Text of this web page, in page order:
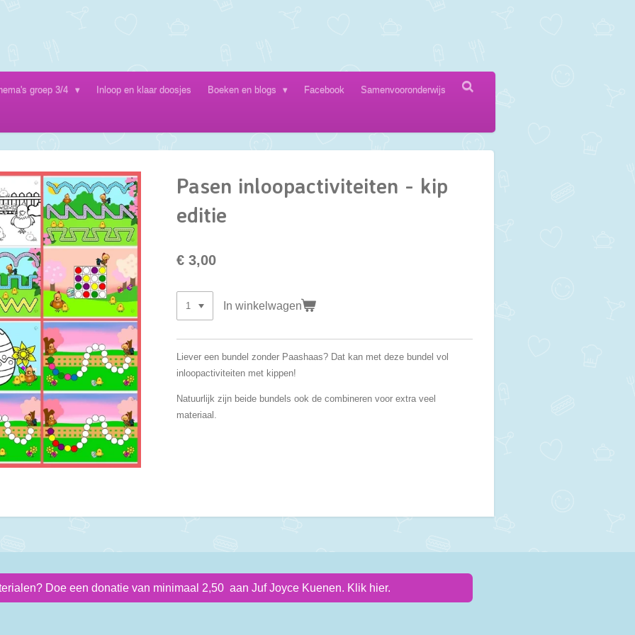
groep 3/4 Inloop en klaar doosjes Boeken en blogs Facebook Samenvooronderwijs
Pasen inloopactiviteiten - kip
editie
€ 3,00
In winkelwagen
Liever een bundel zonder Paashaas? Dat kan met deze bundel vol
inloopactiviteiten met kippen!
Natuurlijk zijn beide bundels ook de combineren voor extra veel
materiaal.
Doe een donatie van minimaal 2,50 aan Juf Joyce Kuenen. Klik hier.